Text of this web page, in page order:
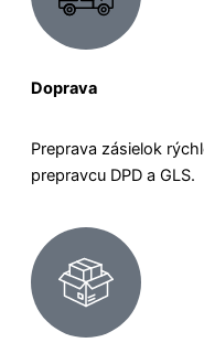
Doprava
Preprava zásielok
prepravcu DPD a GLS.